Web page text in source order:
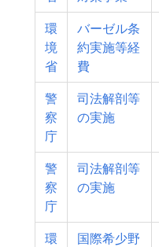
環
境
省
バーゼル条
約実施等経
費
警
察
庁
司法解剖等
の実施
警
察
庁
司法解剖等
の実施
環
国際希少野